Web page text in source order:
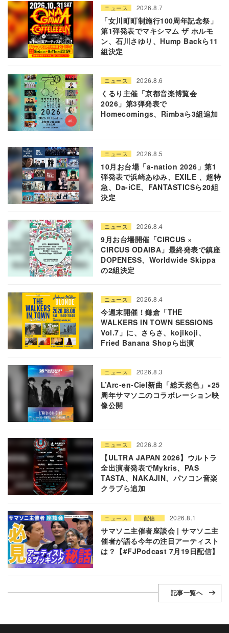
ニュース 2026.8.7
「女川町町制施行100周年記念祭」
第1弾発表でマキシマム ザ ホルモ
ン、石川さゆり、Hump Backら11
組決定
ニュース 2026.8.6
くるり主催「京都音楽博覧会
2026」第3弾発表で
Homecomings、Rimbaら3組追加
ニュース 2026.8.5
10月お台場「a-nation 2026」第1
弾発表で浜崎あゆみ、EXILE 、超特
急、Da-iCE、FANTASTICSら20組
決定
ニュース 2026.8.4
9月お台場開催「CIRCUS ×
CIRCUS ODAIBA」最終発表で鎮座
DOPENESS、Worldwide Skippa
の2組決定
ニュース 2026.8.4
今週末開催！鎌倉「THE
WALKERS IN TOWN SESSIONS
Vol.7」に、さらさ、kojikoji、
Fried Banana Shopら出演
ニュース 2026.8.3
L’Arc-en-Ciel新曲「総天然色」×25
周年サマソニのコラボレーション映
像公開
ニュース 2026.8.2
【ULTRA JAPAN 2026】ウルトラ
全出演者発表でMykris、PAS
TASTA、NAKAJIN、パソコン音楽
クラブら追加
ニュース 配信 2026.8.1
サマソニ主催者座談会 | サマソニ主
催者が語る今年の注目アーティスト
は？【#FJPodcast 7月19日配信】
記事一覧へ